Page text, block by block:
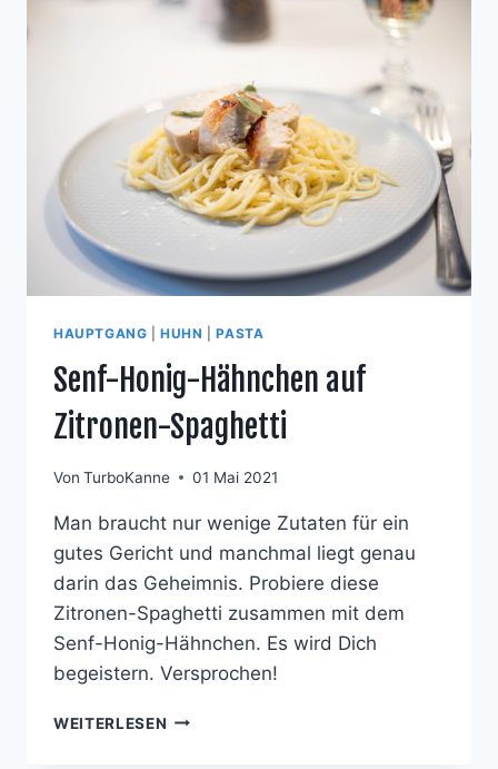
HAUPTGANG |HUHN |PASTA
Senf-Honig-Hähnchen auf
Zitronen-Spaghetti
Von TurboKanne 01 Mai 2021
Man braucht nur wenige Zutaten für ein
gutes Gericht und manchmal liegt genau
darin das Geheimnis. Probiere diese
Zitronen-Spaghetti zusammen mit dem
Senf-Honig-Hähnchen. Es wird Dich
begeistern. Versprochen!
WEITERLESEN SENF-